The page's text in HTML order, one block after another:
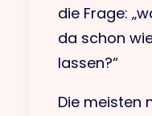
die Frage:
da schon
lassen?“
Die meisten